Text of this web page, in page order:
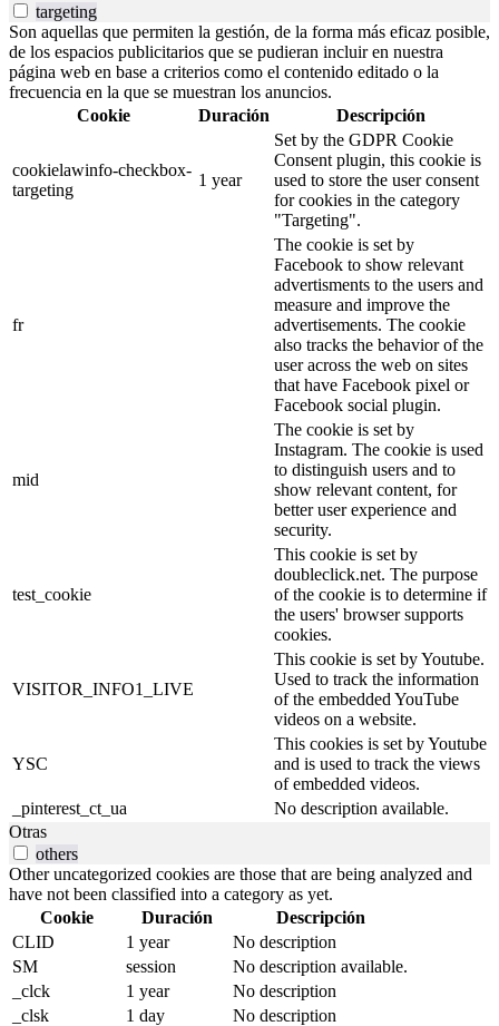
targeting
Son aquellas que permiten la gestión, de la forma más eficaz posible,
de los espacios publicitarios que se pudieran incluir en nuestra
página web en base a criterios como el contenido editado o la
frecuencia en la que se muestran los anuncios.
Cookie
Duración Descripción
cookielawinfo-checkbox-
targeting
1 year
Set by the GDPR Cookie
Consent plugin, this cookie is
used to store the user consent
for cookies in the category
"Targeting".
fr
The cookie is set by
Facebook to show relevant
advertisments to the users and
measure and improve the
advertisements. The cookie
also tracks the behavior of the
user across the web on sites
that have Facebook pixel or
Facebook social plugin.
mid
The cookie is set by
Instagram. The cookie is used
to distinguish users and to
show relevant content, for
better user experience and
security.
test_cookie
This cookie is set by
doubleclick.net. The purpose
of the cookie is to determine if
the users' browser supports
cookies.
VISITOR_INFO1_LIVE
This cookie is set by Youtube.
Used to track the information
of the embedded YouTube
videos on a website.
YSC
This cookies is set by Youtube
and is used to track the views
of embedded videos.
_pinterest_ct_ua
No description available.
Otras
others
Other uncategorized cookies are those that are being analyzed and
have not been classified into a category as yet.
Cookie
Duración
Descripción
CLID
1 year
No description
SM
session
No description available.
_clck
1 year
No description
_clsk
1 day
No description